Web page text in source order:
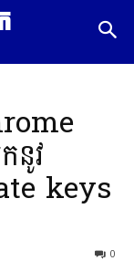
វ
keys
0